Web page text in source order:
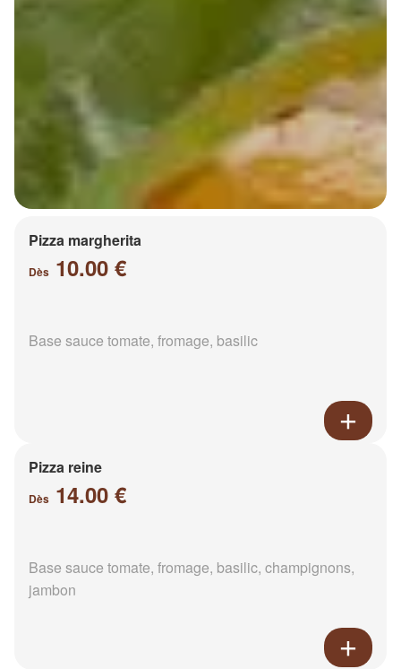
Pizza margherita
Dès 10.00 €
Base sauce tomate, fromage, basilic
Pizza reine
Dès 14.00 €
Base sauce tomate, fromage, basilic, champignons,
jambon